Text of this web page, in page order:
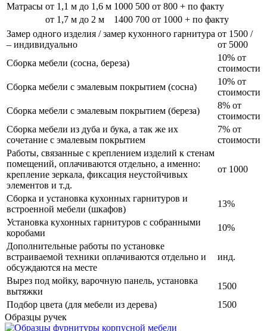
Матрасы от 1,1 м до 1,6 м 1000 500 от 800 + по факту
от 1,7 м до 2 м
1400 700 от 1000 + по факту
Замер одного изделия / замер кухонного гарнитура
– индивидуально
от 1500 /
от 5000
Сборка мебели (сосна, береза)
10% от
стоимости
Сборка мебели с эмалевым покрытием (сосна)
10% от
стоимости
Сборка мебели с эмалевым покрытием (береза)
8% от
стоимости
Сборка мебели из дуба и бука, а так же их
сочетание с эмалевым покрытием
7% от
стоимости
Работы, связанные с креплением изделий к стенам
помещений, оплачиваются отдельно, а именно:
крепление зеркала, фиксация неустойчивых
элементов и т.д.
от 1000
Сборка и установка кухонных гарнитуров и
встроенной мебели (шкафов)
13%
Установка кухонных гарнитуров с собранными
коробами
10%
Дополнительные работы по установке
встраиваемой техники оплачиваются отдельно и
обсуждаются на месте
инд.
Вырез под мойку, варочную панель, установка
вытяжки
1500
Подбор цвета (для мебели из дерева)
1500
Образцы ручек